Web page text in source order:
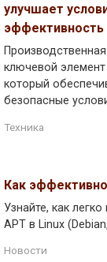
улучшает
ключевой
который
безопасные
Техника
Как
Узнайте, как
APT в Linux
Новости